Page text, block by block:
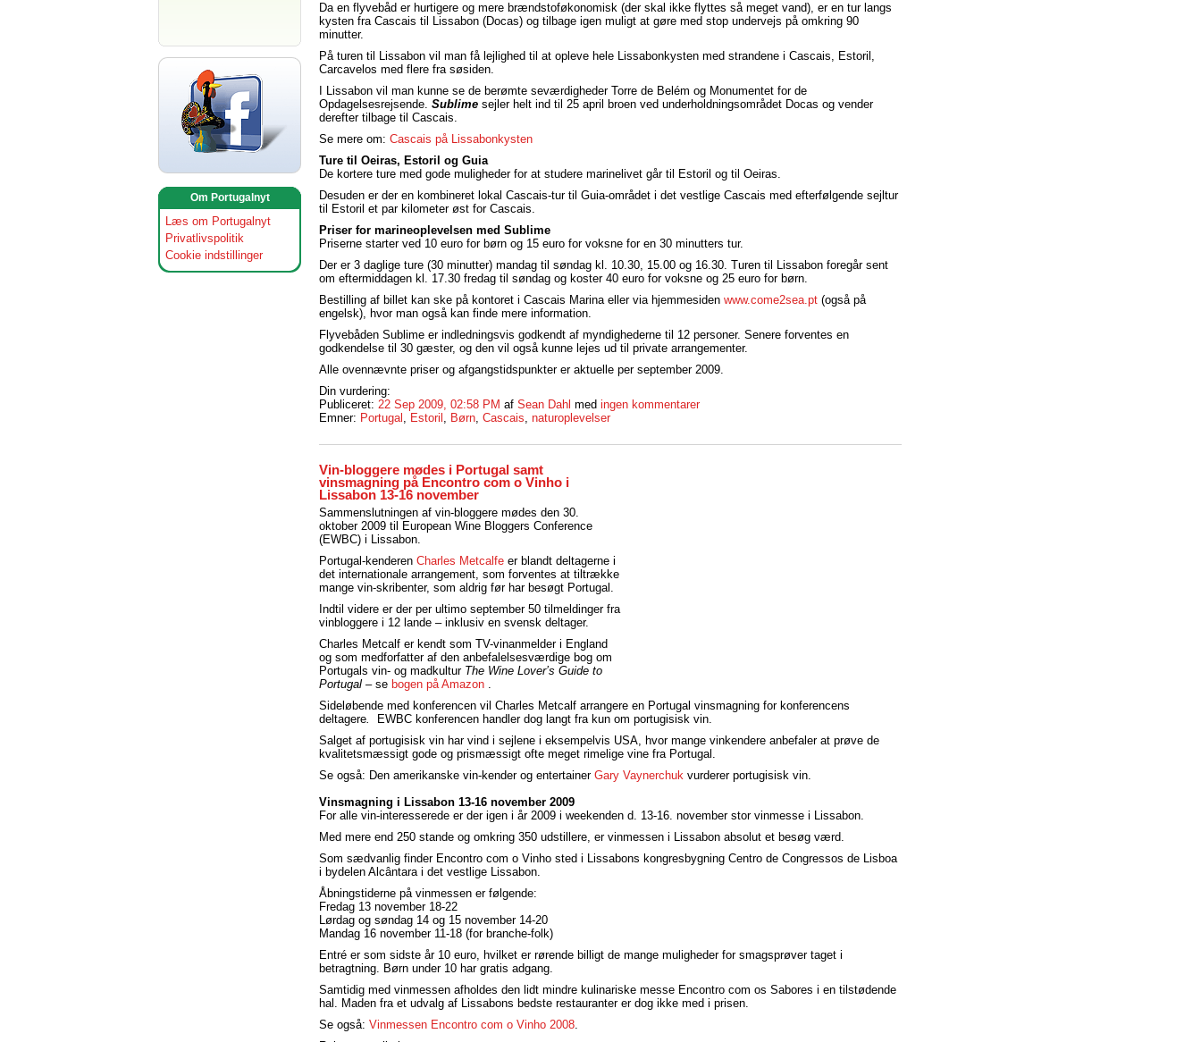
Om Portugalnyt
Læs om Portugalnyt
Privatlivspolitik
Cookie indstillinger
Da en flyvebåd er hurtigere og mere brændstoføkonomisk (der skal ikke flyttes så meget vand), er en tur langs
kysten fra Cascais til Lissabon (Docas) og tilbage igen muligt at gøre med stop undervejs på omkring 90
minutter.
På turen til Lissabon vil man få lejlighed til at opleve hele Lissabonkysten med strandene i Cascais, Estoril,
Carcavelos med flere fra søsiden.
I Lissabon vil man kunne se de berømte seværdigheder Torre de Belém og Monumentet for de
Opdagelsesrejsende. Sublime sejler helt ind til 25 april broen ved underholdningsområdet Docas og vender
derefter tilbage til Cascais.
Se mere om: Cascais på Lissabonkysten
Ture til Oeiras, Estoril og Guia
De kortere ture med gode muligheder for at studere marinelivet går til Estoril og til Oeiras.
Desuden er der en kombineret lokal Cascais-tur til Guia-området i det vestlige Cascais med efterfølgende sejltur
til Estoril et par kilometer øst for Cascais.
Priser for marineoplevelsen med Sublime
Priserne starter ved 10 euro for børn og 15 euro for voksne for en 30 minutters tur.
Der er 3 daglige ture (30 minutter) mandag til søndag kl. 10.30, 15.00 og 16.30. Turen til Lissabon foregår sent
om eftermiddagen kl. 17.30 fredag til søndag og koster 40 euro for voksne og 25 euro for børn.
Bestilling af billet kan ske på kontoret i Cascais Marina eller via hjemmesiden www.come2sea.pt (også på
engelsk), hvor man også kan finde mere information.
Flyvebåden Sublime er indledningsvis godkendt af myndighederne til 12 personer. Senere forventes en
godkendelse til 30 gæster, og den vil også kunne lejes ud til private arrangementer.
Alle ovennævnte priser og afgangstidspunkter er aktuelle per september 2009.
Din vurdering:
Publiceret: 22 Sep 2009, 02:58 PM af Sean Dahl med ingen kommentarer
Emner: Portugal , Estoril , Børn, Cascais, naturoplevelser
Vin-bloggere mødes i Portugal samt
vinsmagning på Encontro com o Vinho i
Lissabon 13-16 november
Sammenslutningen af vin-bloggere mødes den 30.
oktober 2009 til European Wine Bloggers Conference
(EWBC) i Lissabon.
Portugal-kenderen Charles Metcalfe er blandt deltagerne i
det internationale arrangement, som forventes at tiltrække
mange vin-skribenter, som aldrig før har besøgt Portugal.
Indtil videre er der per ultimo september 50 tilmeldinger fra
vinbloggere i 12 lande – inklusiv en svensk deltager.
Charles Metcalf er kendt som TV-vinanmelder i England
og som medforfatter af den anbefalelsesværdige bog om
Portugals vin- og madkultur The Wine Lover’s Guide to
Portugal – se bogen på Amazon .
Sideløbende med konferencen vil Charles Metcalf arrangere en Portugal vinsmagning for konferencens
deltagere.
EWBC konferencen handler dog langt fra kun om portugisisk vin.
Salget af portugisisk vin har vind i sejlene i eksempelvis USA, hvor mange vinkendere anbefaler at prøve de
kvalitetsmæssigt gode og prismæssigt ofte meget rimelige vine fra Portugal.
Se også: Den amerikanske vin-kender og entertainer Gary Vaynerchuk vurderer portugisisk vin.
Vinsmagning i Lissabon 13-16 november 2009
For alle vin-interesserede er der igen i år 2009 i weekenden d. 13-16. november stor vinmesse i Lissabon.
Med mere end 250 stande og omkring 350 udstillere, er vinmessen i Lissabon absolut et besøg værd.
Som sædvanlig finder Encontro com o Vinho sted i Lissabons kongresbygning Centro de Congressos de Lisboa
i bydelen Alcântara i det vestlige Lissabon.
Åbningstiderne på vinmessen er følgende:
Fredag 13 november 18-22
Lørdag og søndag 14 og 15 november 14-20
Mandag 16 november 11-18 (for branche-folk)
Entré er som sidste år 10 euro, hvilket er rørende billigt de mange muligheder for smagsprøver taget i
betragtning. Børn under 10 har gratis adgang.
Samtidig med vinmessen afholdes den lidt mindre kulinariske messe Encontro com os Sabores i en tilstødende
hal. Maden fra et udvalg af Lissabons bedste restauranter er dog ikke med i prisen.
Se også: Vinmessen Encontro com o Vinho 2008.